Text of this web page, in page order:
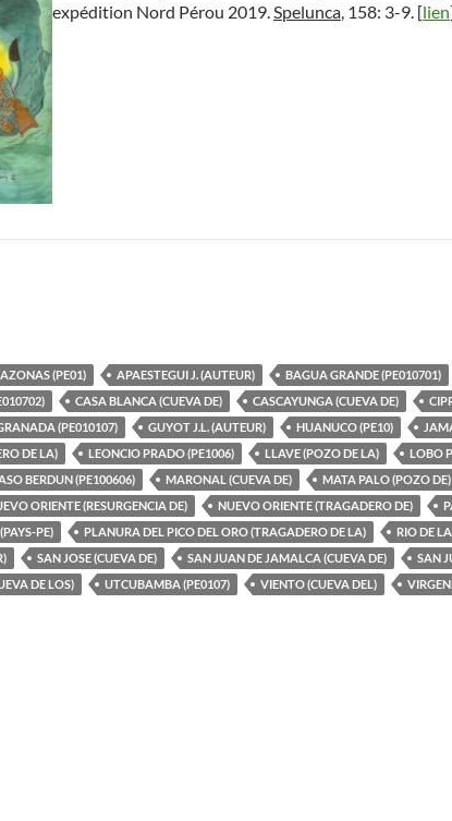
expédition Nord Pérou 2019.Spelunca, 158: 3-9. [lien
(PE01) APAESTEGUI J. (AUTEUR) BAGUA GRANDE (PE010701)
CASA BLANCA (CUEVA DE) CASCAYUNGA (CUEVA DE)
(PE010107) GUYOT J.L. (AUTEUR) HUANUCO (PE10)
DE LA)
LEONCIO PRADO (PE1006) LLAVE (POZO DE LA) LOBO
BERDUN (PE100606) MARONAL (CUEVA DE) MATA PALO (POZO DE)
ORIENTE (RESURGENCIA DE) NUEVO ORIENTE (TRAGADERO DE)
PE) PLANURA DEL PICO DEL ORO (TRAGADERO DE LA)
RIO DE
SAN JOSE (CUEVA DE) SAN JUAN DE JAMALCA (CUEVA DE)
SAN
DE LOS) UTCUBAMBA (PE0107) VIENTO (CUEVA DEL)